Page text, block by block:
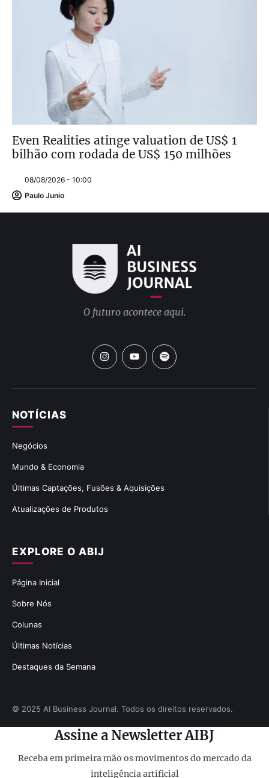
Even Realities atinge valuation de US$ 1
bilhão com rodada de US$ 150 milhões
08/08/2026 - 10:00
Paulo Junio
EXPLORE O ABIJ
Página Inicial
Sobre Nós
Colunas
Últimas Notícias
Destaques da Semana
NOTÍCIAS
Negócios
Mundo & Economia
Últimas Captações, Fusões & Aquisições
Atualizações de Produtos
O futuro acontece aqui.
© 2025 AI Business Journal. Todos os direitos reservados.
Assine a Newsletter AIBJ
Receba em primeira mão os movimentos do mercado da
inteligência artificial